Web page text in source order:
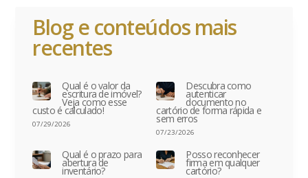
Blog e conteúdos mais
recentes
Qual é o valor da
escritura de imóvel?
Veja como esse
custo é calculado!
07/29/2026
Descubra como
autenticar
documento no
cartório de forma rápida e
sem erros
07/23/2026
Qual é o prazo para
abertura de
inventário?
Posso reconhecer
firma em qualquer
cartório?